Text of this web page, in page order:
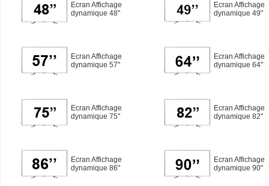
Ecran Affichage
dynamique 48"
Ecran Affichage
dynamique 57"
Ecran Affichage
dynamique 75"
Ecran Affichage
dynamique 86"
Ecran Affichage
dynamique 49"
Ecran Affichage
dynamique 64"
Ecran Affichage
dynamique 82"
Ecran Affichage
dynamique 90"